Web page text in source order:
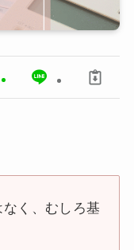
なく、むしろ基